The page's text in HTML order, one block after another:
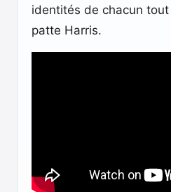
identités de chacun
patte Harris.